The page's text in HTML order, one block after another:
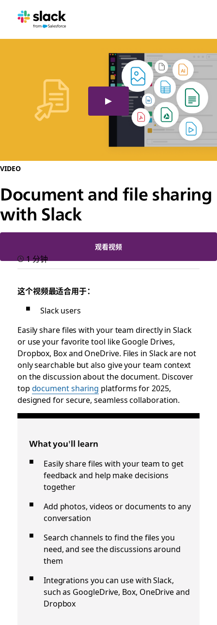
VIDEO
Document and file sharing
with Slack
观看视频
1 分钟
这个视频最适合用于：
Slack users
Easily share files with your team directly in Slack
or use your favorite tool like Google Drives,
Dropbox, Box and OneDrive. Files in Slack are not
only searchable but also give your team context
on the discussion about the document. Discover
top document sharing platforms for 2025,
designed for secure, seamless collaboration.
What you'll learn
Easily share files with your team to get
feedback and help make decisions
together
Add photos, videos or documents to any
conversation
Search channels to find the files you
need, and see the discussions around
them
Integrations you can use with Slack,
such as GoogleDrive, Box, OneDrive and
Dropbox